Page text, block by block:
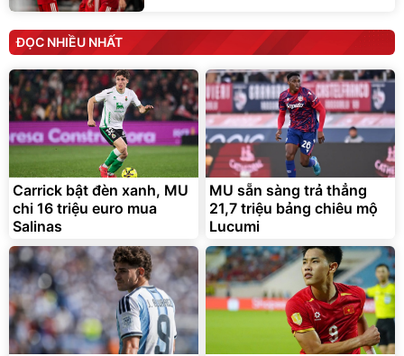
ĐỌC NHIỀU NHẤT
Carrick bật đèn xanh, MU
chi 16 triệu euro mua
Salinas
MU sẵn sàng trả thẳng
21,7 triệu bảng chiêu mộ
Lucumi